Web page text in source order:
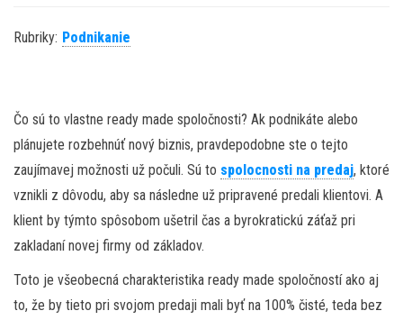
Rubriky: Podnikanie
Čo sú to vlastne ready made spoločnosti? Ak podnikáte alebo
plánujete rozbehnúť nový biznis, pravdepodobne ste o tejto
zaujímavej možnosti už počuli. Sú to spolocnosti na predaj, ktoré
vznikli z dôvodu, aby sa následne už pripravené predali klientovi. A
klient by týmto spôsobom ušetril čas a byrokratickú záťaž pri
zakladaní novej firmy od základov.
Toto je všeobecná charakteristika ready made spoločností ako aj
to, že by tieto pri svojom predaji mali byť na 100% čisté, teda bez